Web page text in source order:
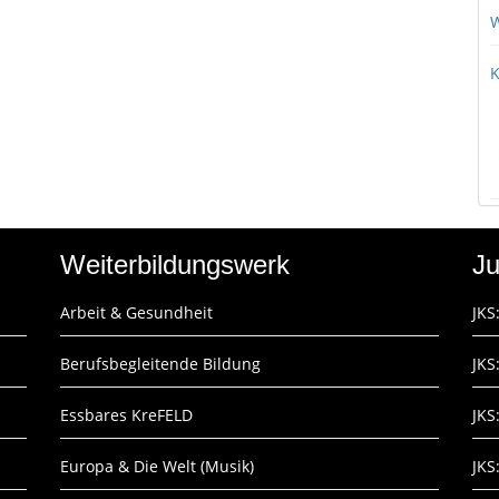
Weiterbildungswerk
Arbeit & Gesundheit
Berufsbegleitende Bildung
Essbares KreFELD
Europa & Die Welt (Musik)